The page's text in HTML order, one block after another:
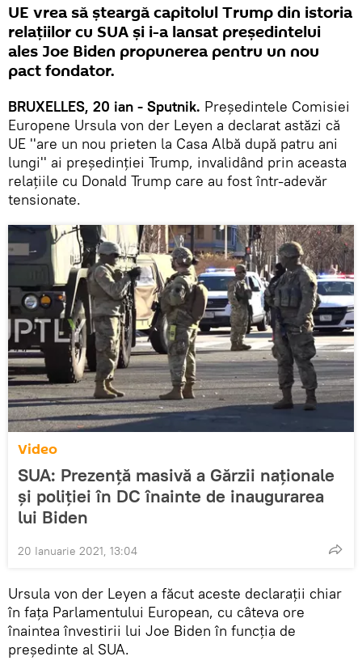
UE vrea să șteargă capitolul Trump din istoria
relațiilor cu SUA și i-a lansat președintelui
ales Joe Biden propunerea pentru un nou
pact fondator.
BRUXELLES, 20 ian - Sputnik. Președintele Comisiei
Europene Ursula von der Leyen a declarat astăzi că
UE ''are un nou prieten la Casa Albă după patru ani
lungi'' ai preşedinţiei Trump, invalidând prin aceasta
relațiile cu Donald Trump care au fost într-adevăr
tensionate.
Video
SUA: Prezență masivă a Gărzii naționale
și poliției în DC înainte de inaugurarea
lui Biden
20 Ianuarie 2021, 13:04
Ursula von der Leyen a făcut aceste declarații chiar
în faţa Parlamentului European, cu câteva ore
înaintea învestirii lui Joe Biden în funcţia de
preşedinte al SUA.